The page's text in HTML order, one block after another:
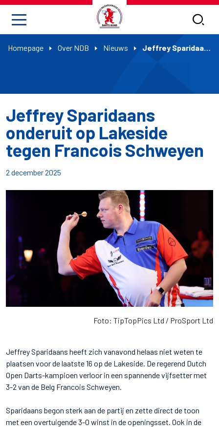
Homepage Over NDB Nieuws Jeffrey Sparidaans onderuit op Lakeside tegen Francois Schweyen
Jeffrey Sparidaans
onderuit op Lakeside
tegen Francois Schweyen
2 december 2025
Foto: TipTopPics Ltd / ProSport Ltd
Jeffrey Sparidaans heeft zich vanavond helaas niet weten te
plaatsen voor de laatste 16 op de Lakeside. De regerend Dutch
Open Darts-kampioen verloor in een spannende vijfsetter met
3-2 van de Belg Francois Schweyen.
Sparidaans begon sterk aan de partij en zette direct de toon
met een overtuigende 3-0 winst in de openingsset. Ook in de